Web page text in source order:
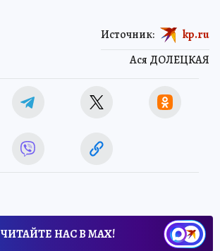
Ася ДОЛЕЦКАЯ
Источник: kp.ru
ЧИТАЙТЕ НАС В МАХ!